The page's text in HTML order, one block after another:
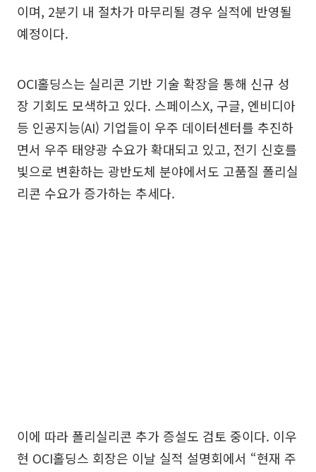
이며, 2분기 내 절차가 마무리될 경우 실적에 반영될
예정이다.
OCI홀딩스는 실리콘 기반 기술 확장을 통해 신규 성
장 기회도 모색하고 있다. 스페이스X, 구글, 엔비디아
등 인공지능(AI) 기업들이 우주 데이터센터를 추진하
면서 우주 태양광 수요가 확대되고 있고, 전기 신호를
빛으로 변환하는 광반도체 분야에서도 고품질 폴리실
리콘 수요가 증가하는 추세다.
이에 따라 폴리실리콘 추가 증설도 검토 중이다. 이우
현 OCI홀딩스 회장은 이날 실적 설명회에서 “현재 주